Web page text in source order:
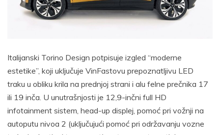
Italijanski Torino Design potpisuje izgled “moderne
estetike”, koji uključuje VinFastovu prepoznatljivu LED
traku u obliku krila na prednjoj strani i alu felne prečnika 17
ili 19 inča. U unutrašnjosti je 12,9-inčni full HD
infotainment sistem, head-up displej, pomoć pri vožnji na
autoputu nivoa 2 (uključujući pomoć pri održavanju vozne